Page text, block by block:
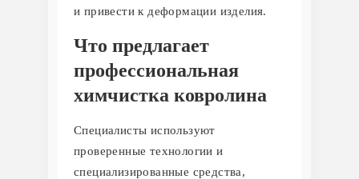
и привести к деформации изделия.
Что предлагает
профессиональная
химчистка ковролина
Специалисты используют
проверенные технологии и
специализированные средства,